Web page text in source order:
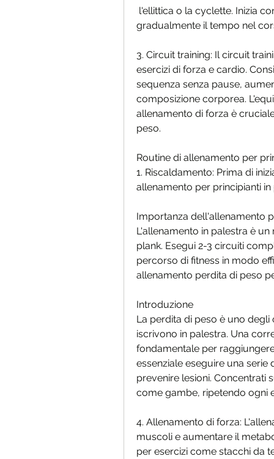
gradualmente il tempo nel
3. Circuit training: Il circuit
esercizi di forza e cardio.
sequenza senza pause,
composizione corporea.
allenamento di forza è
peso.
Routine di allenamento per
1. Riscaldamento: Prima di
allenamento per principianti
Importanza dell'allenamento
L'allenamento in palestra è
plank. Esegui 2-3 circuiti
percorso di fitness in modo
allenamento perdita di peso
Introduzione
La perdita di peso è uno
iscrivono in palestra. Una
fondamentale per
essenziale eseguire una serie
prevenire lesioni. Concentrati
come gambe, ripetendo ogni
4. Allenamento di forza:
muscoli e aumentare il
per esercizi come stacchi da